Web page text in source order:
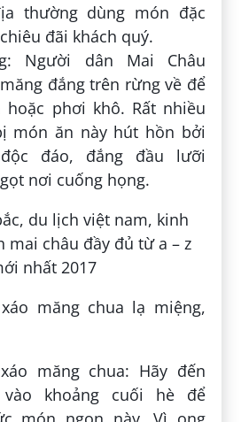
thường dùng món đặc
đãi khách quý.
Người dân Mai Châu
đắng trên rừng về để
hoặc phơi khô. Rất nhiều
món ăn này hút hồn bởi
đáo, đắng đầu lưỡi
nơi cuống họng.
măng chua lạ miệng,
măng chua: Hãy đến
vào khoảng cuối hè để